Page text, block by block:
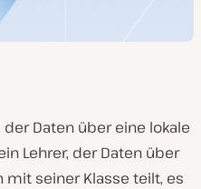
Daten über eine lokale
Lehrer, der Daten über
seiner Klasse teilt, es